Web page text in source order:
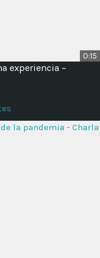
0:15
experiencia –